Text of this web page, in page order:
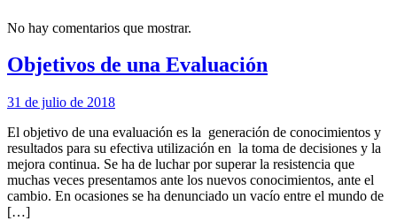
No hay comentarios que mostrar.
Objetivos de una Evaluación
31 de julio de 2018
El objetivo de una evaluación es la generación de conocimientos y
resultados para su efectiva utilización en la toma de decisiones y la
mejora continua. Se ha de luchar por superar la resistencia que
muchas veces presentamos ante los nuevos conocimientos, ante el
cambio. En ocasiones se ha denunciado un vacío entre el mundo de
[…]